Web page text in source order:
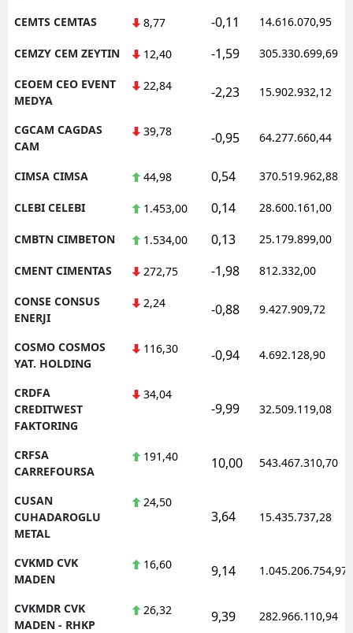
CEMTS CEMTAS 8,77 -0,11 14.616.070,95
CEMZY CEM ZEYTIN 12,40 -1,59 305.330.699,69
CEOEM CEO EVENT
MEDYA
22,84 -2,23 15.902.932,12
CGCAM CAGDAS
CAM
39,78 -0,95 64.277.660,44
CIMSA CIMSA 44,98 0,54 370.519.962,88
CLEBI CELEBI 1.453,00 0,14 28.600.161,00
CMBTN CIMBETON 1.534,00 0,13 25.179.899,00
CMENT CIMENTAS 272,75 -1,98 812.332,00
CONSE CONSUS
ENERJI
2,24 -0,88 9.427.909,72
COSMO COSMOS
YAT. HOLDING
116,30 -0,94 4.692.128,90
CRDFA
CREDITWEST
FAKTORING
34,04
-9,99 32.509.119,08
CRFSA
CARREFOURSA
191,40 10,00 543.467.310,70
CUSAN
CUHADAROGLU
METAL
24,50
3,64 15.435.737,28
CVKMD CVK
MADEN
16,60 9,14 1.045.206.754,97
CVKMDR CVK
MADEN - RHKP
26,32 9,39 282.966.110,94